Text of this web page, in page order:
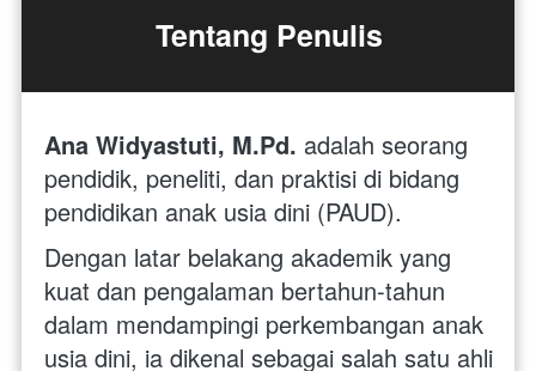
Tentang Penulis
Ana Widyastuti, M.Pd. adalah seorang
pendidik, peneliti, dan praktisi di bidang
pendidikan anak usia dini (PAUD).
Dengan latar belakang akademik yang
kuat dan pengalaman bertahun-tahun
dalam mendampingi perkembangan anak
usia dini, ia dikenal sebagai salah satu ahli